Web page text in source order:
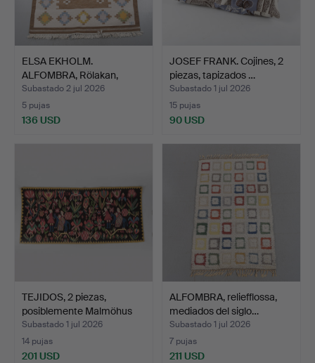
ELSA EKHOLM.
ALFOMBRA, Rölakan,
aproximada…
Subastado 2 jul 2026
5 pujas
136 USD
JOSEF FRANK. Cojines, 2
piezas, tapizados …
Subastado 1 jul 2026
15 pujas
90 USD
TEJIDOS, 2 piezas,
posiblemente Malmöhus
h…
Subastado 1 jul 2026
14 pujas
201 USD
ALFOMBRA, reliefflossa,
mediados del siglo…
Subastado 1 jul 2026
7 pujas
211 USD